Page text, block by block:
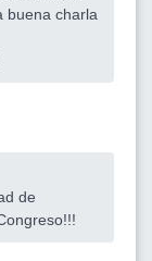
buena charla
de